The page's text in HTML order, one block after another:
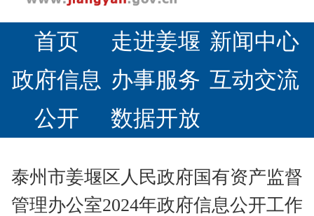
首页 走进姜堰 新闻中心
政府信息
公开
办事服务 互动交流
数据开放
泰州市姜堰区人民政府国有资产监督
管理办公室2024年政府信息公开工作